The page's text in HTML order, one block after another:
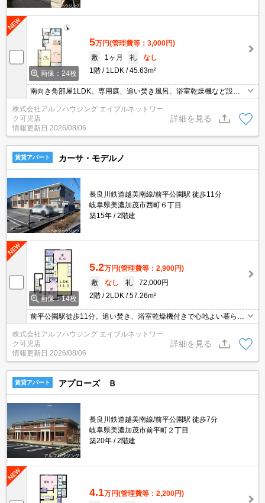
画像：24枚
5万円(管理費等：3,000円)
敷
1ヶ月 礼
なし
1階
1LDK 45.63m²
南向き角部屋1LDK。専用庭、追い焚き風呂、浴室乾燥機など設備
が揃っています。
株式会社アルフハウジング エイブルネットワー
ク可児店
情報更新日 2026/08/06
詳細を見る
賃貸アパート カーサ・モデルノ
長良川鉄道越美南線/前平公園駅 徒歩11分
岐阜県美濃加茂市西町６丁目
築15年
2階建
画像：14枚
5.2万円(管理費等：2,900円)
敷
なし 礼
72,000円
2階
2LDK 57.26m²
前平公園駅徒歩11分。追い焚き、浴室乾燥機付きで心地よい暮ら
し。
株式会社アルフハウジング エイブルネットワー
ク可児店
情報更新日 2026/08/06
詳細を見る
賃貸アパート アプローズ Ｂ
長良川鉄道越美南線/前平公園駅 徒歩7分
岐阜県美濃加茂市前平町２丁目
築20年
2階建
4.1万円(管理費等：2,200円)